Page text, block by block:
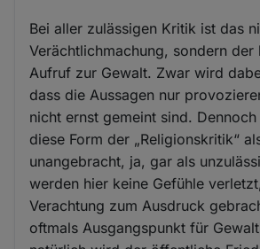
Bei aller zulässigen Kritik ist das
Verächtlichmachung, sondern der
Aufruf zur Gewalt. Zwar wird
dass die Aussagen nur
nicht ernst gemeint sind.
diese Form der „Religionskritik“
unangebracht, ja, gar als
werden hier keine Gefühle
Verachtung zum Ausdruck
oftmals Ausgangspunkt für